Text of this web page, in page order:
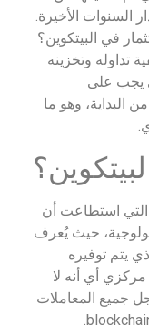
السنوات الأخيرة.
في البيتكوين؟
تداوله وتخزينه
يجب على
البداية، وهو ما
التي استطاعت أن
حيث يُعرف
يتم توفيره
أي أنه لا
جميع المعاملات